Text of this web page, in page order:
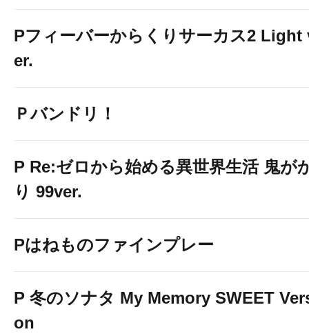
Pフィーバーからくりサーカス2 Light
er.
Ｐバンドリ！
P Re:ゼロから始める異世界生活 鬼が
り 99ver.
Pはねものファインプレー
P 冬のソナタ My Memory SWEET
on